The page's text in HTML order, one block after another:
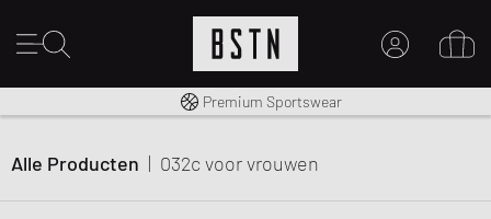
MIJN ACCOUNT
MAAK EEN ACCOUNT AAN
Gratis verzending naar NL vanaf € 100
Premium Sportswear
Alle Producten | 032cvoor vrouwen